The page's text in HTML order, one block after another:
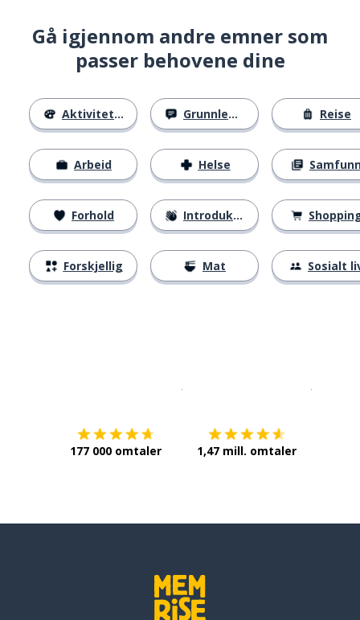
Gå igjennom andre emner som
passer behovene dine
Aktiviteter
Arbeid
Forhold
Forskjellig
Grunnleggende
Helse
Introduksjoner
Mat
Reise
Sosialt
177 000 omtaler 1,47 mill. omtaler